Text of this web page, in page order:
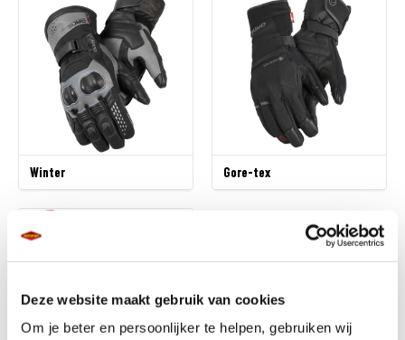
Deze website maakt gebruik van cookies
Om je beter en persoonlijker te helpen, gebruiken wij
Winter Gore-tex